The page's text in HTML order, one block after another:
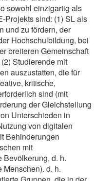
sowohl einzigartig als
Projekts sind: (1) SL als
und zu fördern, der
Hochschulbildung, bei
breiteren Gemeinschaft
Studierende mit
auszustatten, die für
kritische,
sind (mit
der Gleichstellung
Unterschieden in
von digitalen
Behinderungen
mit
d. h.
d. h.